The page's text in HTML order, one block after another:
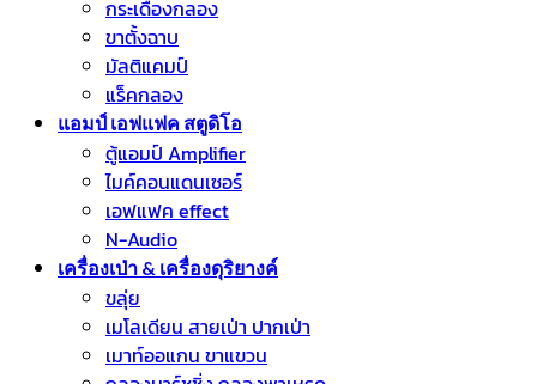
กระเดื่องกลอง
ขาตั้งฉาบ
มัลติแคมป์
แร็คกลอง
แอมป์ เอฟแฟค สตูดิโอ
ตู้แอมป์ Amplifier
ไมค์คอนแดนเซอร์
เอฟแฟค effect
N-Audio
เครื่องเป่า & เครื่องดุริยางค์
ขลุ่ย
เมโลเดียน สายเป่า ปากเป่า
เมาท์ออแกน ขาแขวน